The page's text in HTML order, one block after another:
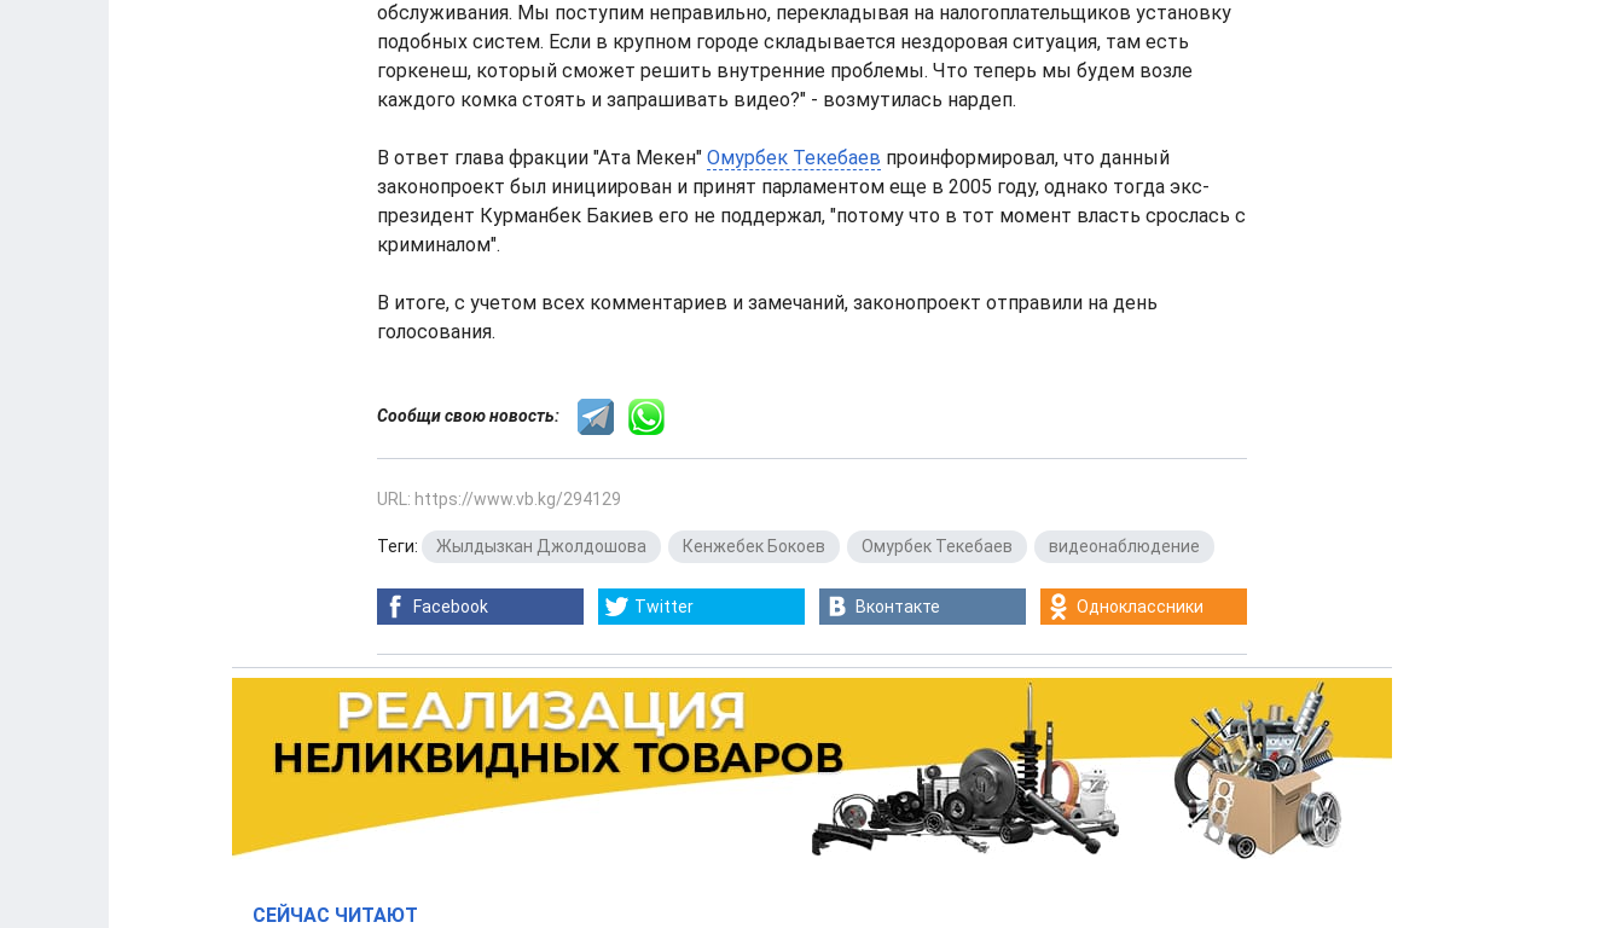
обслуживания. Мы поступим неправильно, перекладывая на налогоплательщиков установку
подобных систем. Если в крупном городе складывается нездоровая ситуация, там есть
горкенеш, который сможет решить внутренние проблемы. Что теперь мы будем возле
каждого комка стоять и запрашивать видео?" - возмутилась нардеп.
В ответ глава фракции "Ата Мекен" Омурбек Текебаев проинформировал, что данный
законопроект был инициирован и принят парламентом еще в 2005 году, однако тогда экс-
президент Курманбек Бакиев его не поддержал, "потому что в тот момент власть срослась с
криминалом".
В итоге, с учетом всех комментариев и замечаний, законопроект отправили на день
голосования.
Сообщи свою новость:
URL: https://www.vb.kg/294129
Теги: Жылдызкан Джолдошова Кенжебек Бокоев Омурбек Текебаев видеонаблюдение
Facebook Twitter Вконтакте Одноклассники
СЕЙЧАС ЧИТАЮТ